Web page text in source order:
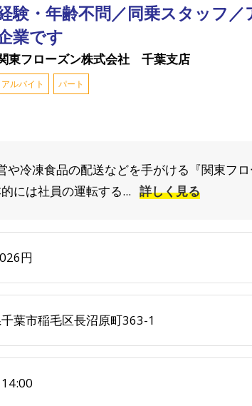
験・年齢不問／同乗スタッフ
業です
東フローズン株式会社 千葉支店
アルバイト パート
や冷凍食品の配送などを手がける『関東フ
には社員の運転する... 詳しく見る
円
葉市稲毛区長沼原町363-1